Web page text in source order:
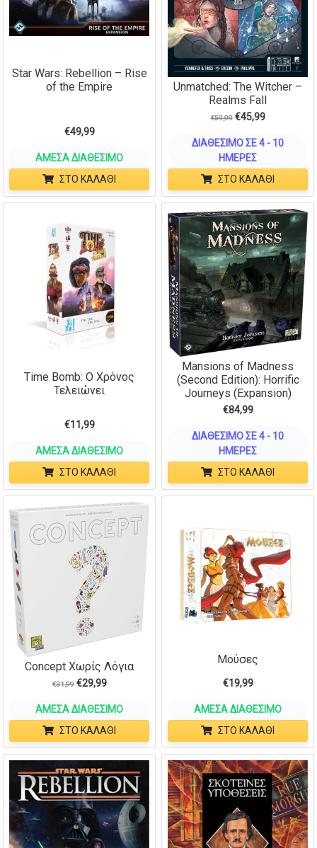
Star Wars: Rebellion – Rise
of the Empire
€49,99
ΆΜΕΣΑ ΔΙΑΘΈΣΙΜΟ
ΣΤΟ ΚΑΛΆΘΙ
Unmatched: The Witcher –
Realms Fall
€59,99 €45,99
ΔΙΑΘΈΣΙΜΟ ΣΕ 4 - 10
ΗΜΈΡΕΣ
ΣΤΟ ΚΑΛΆΘΙ
Time Bomb: Ο Χρόνος
Τελειώνει
€11,99
ΆΜΕΣΑ ΔΙΑΘΈΣΙΜΟ
ΣΤΟ ΚΑΛΆΘΙ
Mansions of Madness
(Second Edition): Horrific
Journeys (Expansion)
€84,99
ΔΙΑΘΈΣΙΜΟ ΣΕ 4 - 10
ΗΜΈΡΕΣ
ΣΤΟ ΚΑΛΆΘΙ
Concept Χωρίς Λόγια
€31,99 €29,99
ΆΜΕΣΑ ΔΙΑΘΈΣΙΜΟ
ΣΤΟ ΚΑΛΆΘΙ
Μούσες
€19,99
ΆΜΕΣΑ ΔΙΑΘΈΣΙΜΟ
ΣΤΟ ΚΑΛΆΘΙ